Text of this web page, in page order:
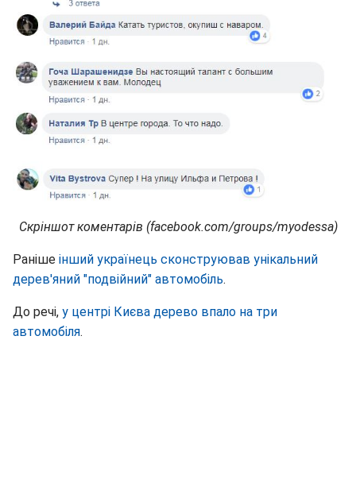
Скріншот коментарів (facebook.com/groups/myodessa)
Раніше інший українець сконструював унікальний
дерев'яний "подвійний" автомобіль.
До речі, у центрі Києва дерево впало на три
автомобіля.